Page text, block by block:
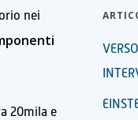
nei
20mila e